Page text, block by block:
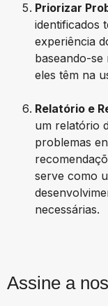
Priorizar
identificados
experiência
baseando-se
eles têm na
Relatório e
um relatório
problemas
serve como
necessárias.
Assine a